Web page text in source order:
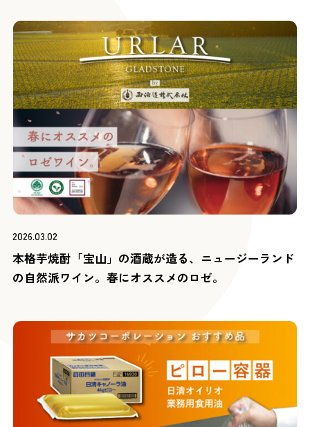
2026.03.02
本格芋焼酎「宝山」の酒蔵が造る、ニュージーランド
の自然派ワイン。春にオススメのロゼ。